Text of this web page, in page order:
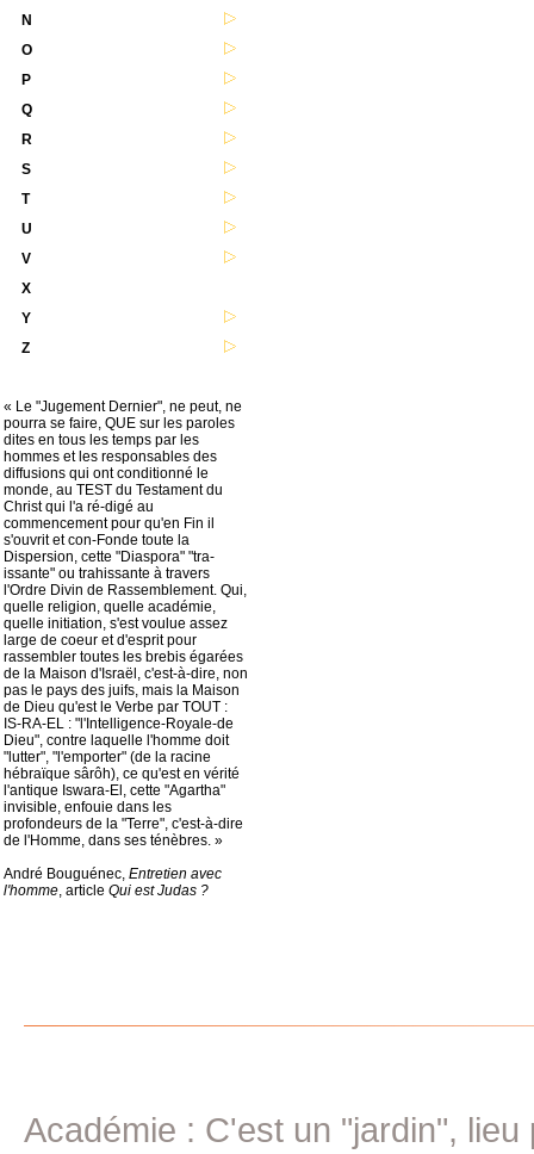
N
O
P
Q
R
S
T
U
V
X
Y
Z
« Le "Jugement Dernier", ne peut, ne
pourra se faire, QUE sur les paroles
dites en tous les temps par les
hommes et les responsables des
diffusions qui ont conditionné le
monde, au TEST du Testament du
Christ qui l'a ré-digé au
commencement pour qu'en Fin il
s'ouvrit et con-Fonde toute la
Dispersion, cette "Diaspora" "tra-
issante" ou trahissante à travers
l'Ordre Divin de Rassemblement. Qui,
quelle religion, quelle académie,
quelle initiation, s'est voulue assez
large de coeur et d'esprit pour
rassembler toutes les brebis égarées
de la Maison d'Israël, c'est-à-dire, non
pas le pays des juifs, mais la Maison
de Dieu qu'est le Verbe par TOUT :
IS-RA-EL : "l'Intelligence-Royale-de
Dieu", contre laquelle l'homme doit
"lutter", "l'emporter" (de la racine
hébraïque sârôh), ce qu'est en vérité
l'antique Iswara-El, cette "Agartha"
invisible, enfouie dans les
profondeurs de la "Terre", c'est-à-dire
de l'Homme, dans ses ténèbres. »
André Bouguénec, Entretien avec
l'homme, article Qui est Judas ?
Académie : C'est un "jardin", lieu